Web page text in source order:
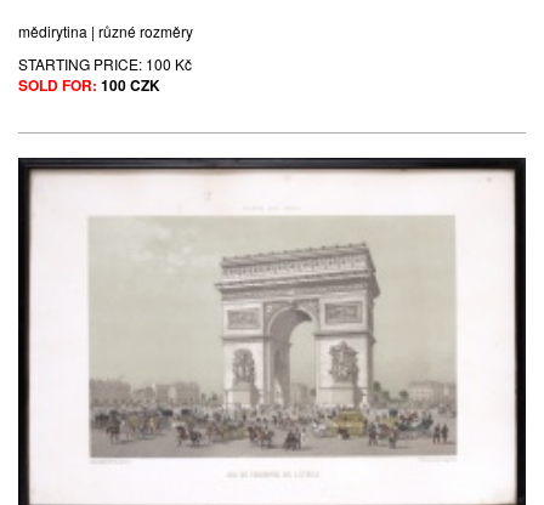
mědirytina | různé rozměry
STARTING PRICE: 100 Kč
SOLD FOR: 100 CZK